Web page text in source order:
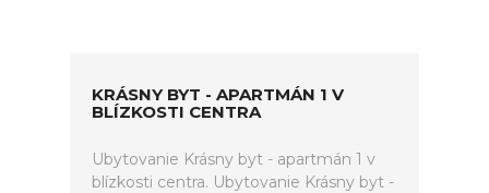
KRÁSNY BYT - APARTMÁN 1 V
BLÍZKOSTI CENTRA
Ubytovanie Krásny byt - apartmán 1 v
blízkosti centra. Ubytovanie Krásny byt -